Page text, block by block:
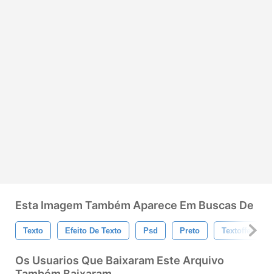
Esta Imagem Também Aparece Em Buscas De
Texto Efeito De Texto Psd Preto Textoffect
Os Usuarios Que Baixaram Este Arquivo